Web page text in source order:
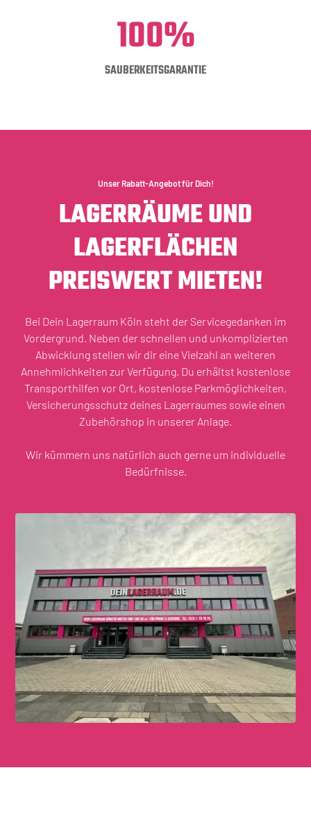
100%
SAUBERKEITSGARANTIE
Unser Rabatt-Angebot für Dich!
LAGERRÄUME UND
LAGERFLÄCHEN
PREISWERTMIETEN!
Bei Dein Lagerraum Köln steht der Servicegedanken im
Vordergrund. Neben der schnellen und unkomplizierten
Abwicklung stellen wir dir eine Vielzahl an weiteren
Annehmlichkeiten zur Verfügung. Du erhältst kostenlose
Transporthilfen vor Ort, kostenlose Parkmöglichkeiten,
Versicherungsschutz deines Lagerraumes sowie einen
Zubehörshop in unserer Anlage.
Wir kümmern uns natürlich auch gerne um individuelle
Bedürfnisse.